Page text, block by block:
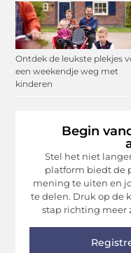
Ontdek de leukste plekjes
een weekendje weg met
kinderen
Begin
Stel het niet
platform biedt de
mening te uiten en
te delen. Druk op de
stap richting meer